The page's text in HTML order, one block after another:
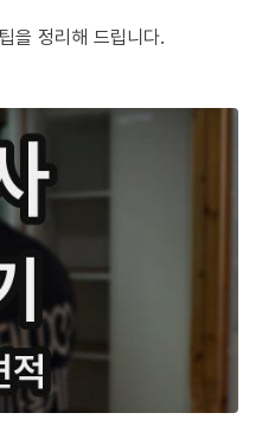
을 정리해 드립니다.